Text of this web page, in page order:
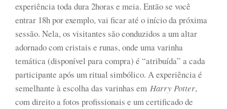
experiência toda dura 2horas e meia. Então se você
entrar 18h por exemplo, vai ficar até o início da próxima
sessão. Nela, os visitantes são conduzidos a um altar
adornado com cristais e runas, onde uma varinha
temática (disponível para compra) é “atribuída” a cada
participante após um ritual simbólico. A experiência é
semelhante à escolha das varinhas em Harry Potter,
com direito a fotos profissionais e um certificado de